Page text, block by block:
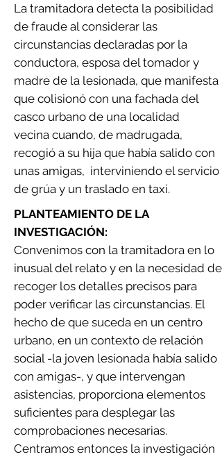
La tramitadora detecta la posibilidad
de fraude al considerar las
circunstancias declaradas por la
conductora, esposa del tomador y
madre de la lesionada, que manifesta
que colisionó con una fachada del
casco urbano de una localidad
vecina cuando, de madrugada,
recogió a su hija que había salido con
unas amigas, interviniendo el servicio
de grúa y un traslado en taxi.
PLANTEAMIENTO DE LA
INVESTIGACIÓN:
Convenimos con la tramitadora en lo
inusual del relato y en la necesidad de
recoger los detalles precisos para
poder verificar las circunstancias. El
hecho de que suceda en un centro
urbano, en un contexto de relación
social -la joven lesionada había salido
con amigas-, y que intervengan
asistencias, proporciona elementos
suficientes para desplegar las
comprobaciones necesarias.
Centramos entonces la investigación